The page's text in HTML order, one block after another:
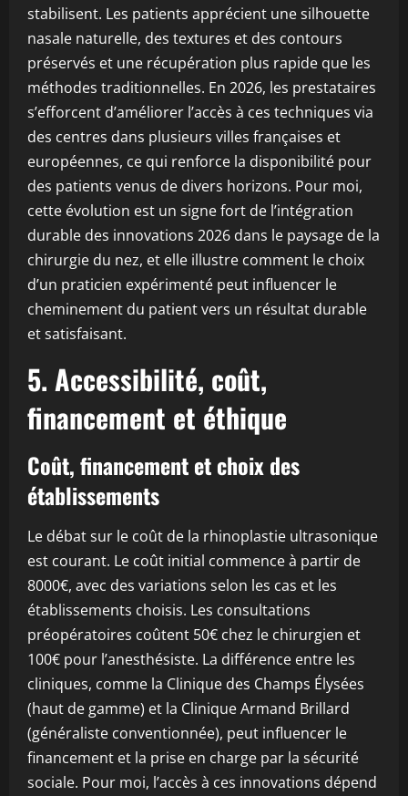
stabilisent. Les patients apprécient une silhouette
nasale naturelle, des textures et des contours
préservés et une récupération plus rapide que les
méthodes traditionnelles. En 2026, les prestataires
s’efforcent d’améliorer l’accès à ces techniques via
des centres dans plusieurs villes françaises et
européennes, ce qui renforce la disponibilité pour
des patients venus de divers horizons. Pour moi,
cette évolution est un signe fort de l’intégration
durable des innovations 2026 dans le paysage de la
chirurgie du nez, et elle illustre comment le choix
d’un praticien expérimenté peut influencer le
cheminement du patient vers un résultat durable
et satisfaisant.
5. Accessibilité, coût,
financement et éthique
Coût, financement et choix des
établissements
Le débat sur le coût de la rhinoplastie ultrasonique
est courant. Le coût initial commence à partir de
8000€, avec des variations selon les cas et les
établissements choisis. Les consultations
préopératoires coûtent 50€ chez le chirurgien et
100€ pour l’anesthésiste. La différence entre les
cliniques, comme la Clinique des Champs Élysées
(haut de gamme) et la Clinique Armand Brillard
(généraliste conventionnée), peut influencer le
financement et la prise en charge par la sécurité
sociale. Pour moi, l’accès à ces innovations dépend